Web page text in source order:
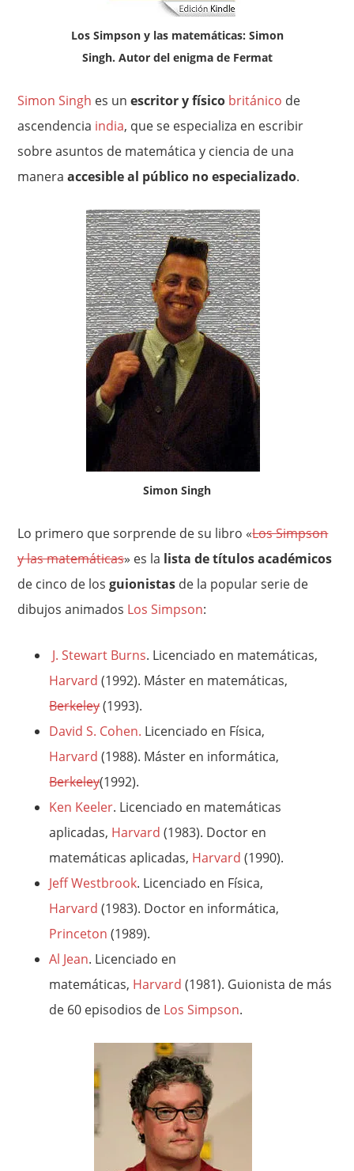
Los Simpson y las matemáticas: Simon
Singh. Autor del enigma de Fermat
Simon Singh es unescritor y físico británico de
ascendencia india, que se especializa en escribir
sobre asuntos de matemática y ciencia de una
maneraaccesible al público no especializado.
Simon Singh
Lo primero que sorprende de su libro «Los Simpson
y las matemáticas» es la lista de títulos académicos
de cinco de losguionistas de la popular serie de
dibujos animados Los Simpson:
J. Stewart Burns. Licenciado en matemáticas,
Harvard (1992). Máster en matemáticas,
Berkeley(1993).
David S. Cohen. Licenciado en Física,
Harvard (1988). Máster en informática,
Berkeley(1992).
Ken Keeler. Licenciado en matemáticas
aplicadas, Harvard (1983). Doctor en
matemáticas aplicadas, Harvard (1990).
Jeff Westbrook. Licenciado en Física,
Harvard (1983). Doctor en informática,
Princeton (1989).
Al Jean. Licenciado en
matemáticas, Harvard (1981). Guionista de más
de 60 episodios de Los Simpson.